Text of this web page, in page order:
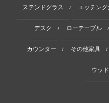
ステンドグラス / エッチング
デスク / ローテーブル /
カウンター / その他家具 /
ウッ